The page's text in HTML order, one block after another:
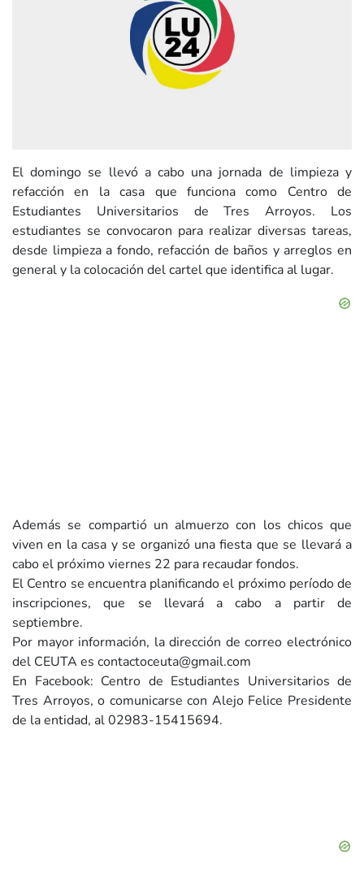
El domingo se llevó a cabo una jornada de limpieza y
refacción en la casa que funciona como Centro de
Estudiantes Universitarios de Tres Arroyos. Los
estudiantes se convocaron para realizar diversas tareas,
desde limpieza a fondo, refacción de baños y arreglos en
general y la colocación del cartel que identifica al lugar.
Además se compartió un almuerzo con los chicos que
viven en la casa y se organizó una fiesta que se llevará a
cabo el próximo viernes 22 para recaudar fondos.
El Centro se encuentra planificando el próximo período de
inscripciones, que se llevará a cabo a partir de
septiembre.
Por mayor información, la dirección de correo electrónico
del CEUTA es contactoceuta@gmail.com
En Facebook: Centro de Estudiantes Universitarios de
Tres Arroyos, o comunicarse con Alejo Felice Presidente
de la entidad, al 02983-15415694.